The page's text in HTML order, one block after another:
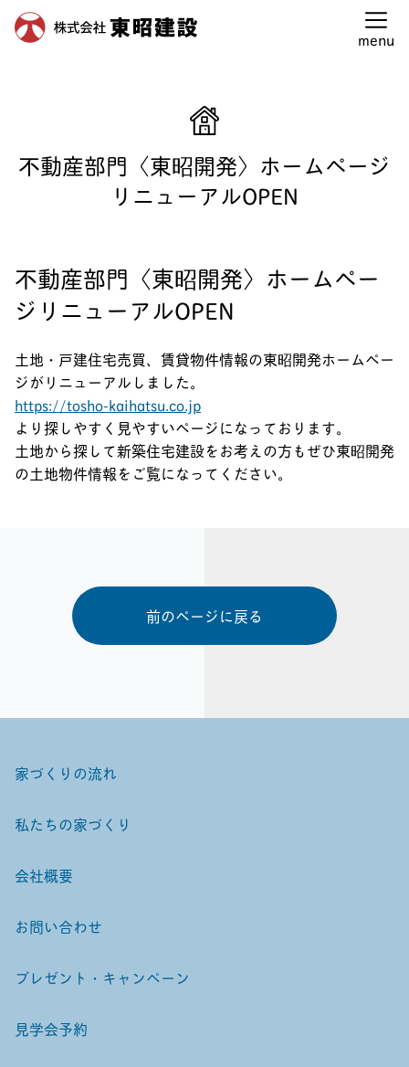
menu
東昭建設建設トップ
不動産部門〈東昭開発〉ホーム
ページリニューアルOPEN
不動産部門〈東昭開発〉ホームページ
リニューアルOPEN
不動産部門〈東昭開発〉ホームペー
ジリニューアルOPEN
土地・戸建住宅売買、賃貸物件情報の東昭開発ホームペー
ジがリニューアルしました。
https://tosho-kaihatsu.co.jp
より探しやすく見やすいページになっております。
土地から探して新築住宅建設をお考えの方もぜひ東昭開発
の土地物件情報をご覧になってください。
前のページに戻る
家づくりの流れ
私たちの家づくり
会社概要
お問い合わせ
プレゼント・キャンペーン
見学会予約